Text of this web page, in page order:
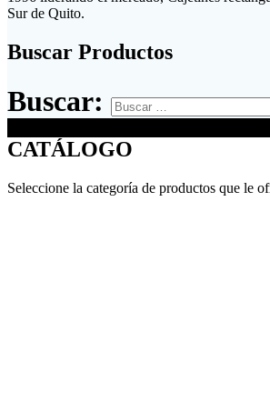
Sur de Quito.
Buscar Productos
Buscar:
CATÁLOGO
Seleccione la categoría de productos que le